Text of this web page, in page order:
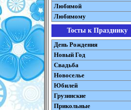
Любимой
Любимому
Тосты к Празднику
День Рождения
Новый Год
Свадьба
Новоселье
Юбилей
Грузинские
Прикольные